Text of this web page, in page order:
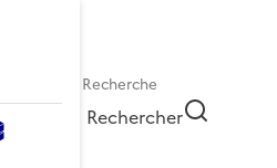
Rechercher